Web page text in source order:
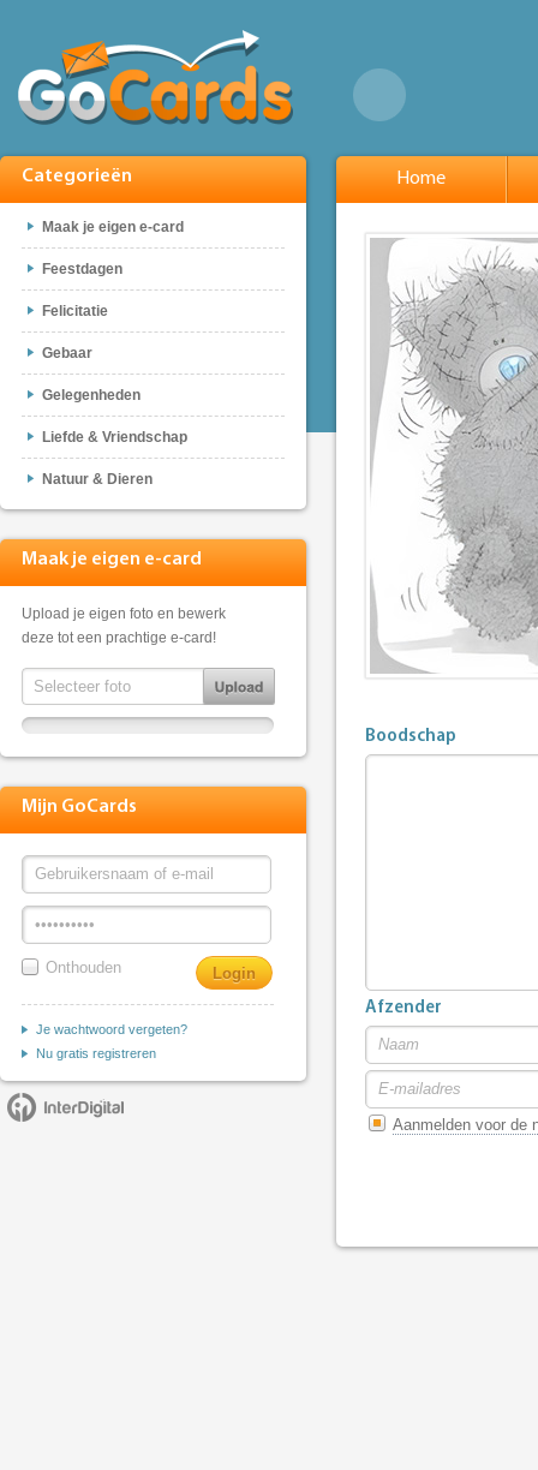
Categorieën
Maak je eigen e-card
Feestdagen
Felicitatie
Gebaar
Gelegenheden
Liefde & Vriendschap
Natuur & Dieren
Maak je eigen e-card
Upload je eigen foto en bewerk
deze tot een prachtige e-card!
Mijn GoCards
Onthouden
Je wachtwoord vergeten?
Nu gratis registreren
Home
Boodschap
Afzender
Aanmelden voor de